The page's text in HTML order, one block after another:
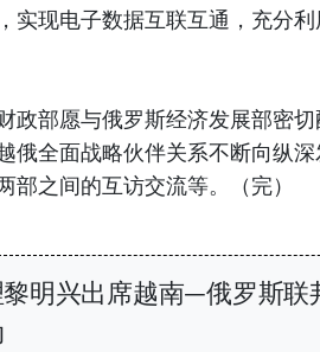
实现电子数据互联互通，充分
政部愿与俄罗斯经济发展部密
俄全面战略伙伴关系不断向纵
部之间的互访交流等。（完）
明兴出席越南—俄罗斯联